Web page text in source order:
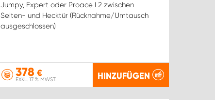
Jumpy, Expert oder Proace L2 zwischen
Seiten- und Hecktür (Rücknahme/Umtausch
ausgeschlossen)
378 €
EXKL. 17 % MWST. HINZUFÜGEN